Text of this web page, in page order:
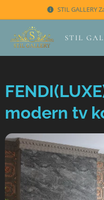
STIL GALLERY
STIL
modern tv